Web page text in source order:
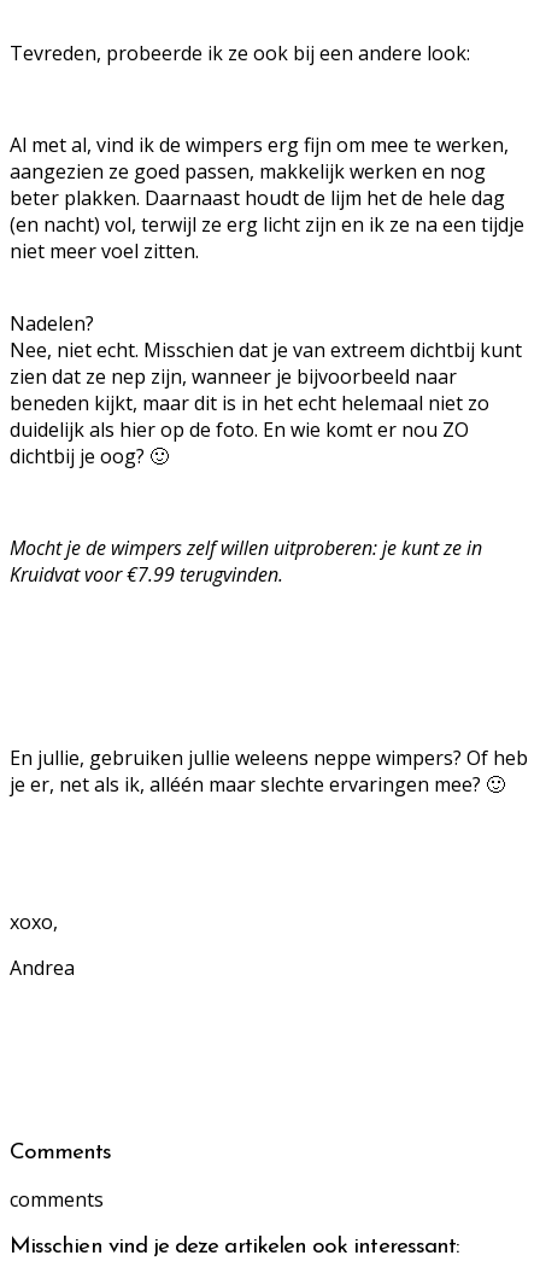
Tevreden, probeerde ik ze ook bij een andere look:
Al met al, vind ik de wimpers erg fijn om mee te werken,
aangezien ze goed passen, makkelijk werken en nog
beter plakken. Daarnaast houdt de lijm het de hele dag
(en nacht) vol, terwijl ze erg licht zijn en ik ze na een tijdje
niet meer voel zitten.
Nadelen?
Nee, niet echt. Misschien dat je van extreem dichtbij kunt
zien dat ze nep zijn, wanneer je bijvoorbeeld naar
beneden kijkt, maar dit is in het echt helemaal niet zo
duidelijk als hier op de foto. En wie komt er nou ZO
dichtbij je oog? 🙂
Mocht je de wimpers zelf willen uitproberen: je kunt ze in
Kruidvat voor €7.99 terugvinden.
En jullie, gebruiken jullie weleens neppe wimpers? Of heb
je er, net als ik, alléén maar slechte ervaringen mee? 🙂
xoxo,
Andrea
Comments
comments
Misschien vind je deze artikelen ook interessant: